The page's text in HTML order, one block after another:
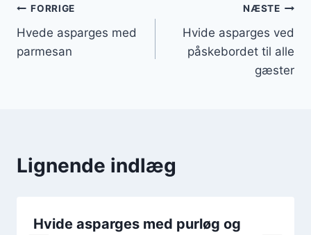
Indlægsnavigation
FORRIGE
Hvede asparges med
parmesan
NÆSTE
Hvide asparges ved
påskebordet til alle
gæster
Lignende indlæg
Hvide asparges med purløg og